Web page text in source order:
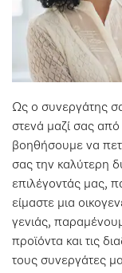
Ως ο συνεργάτης
στενά μαζί σας
βοηθήσουμε να
σας την καλύτερη
επιλέγοντάς μας,
είμαστε μια
γενιάς,
προϊόντα και τις
τους συνεργάτες